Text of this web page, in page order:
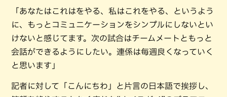
「あなたはこれはをやる、私はこれをやる、というよう
に、もっとコミュニケーションをシンプルにしないとい
けないと感じてます。次の試合はチームメートともっと
会話ができるようにしたい。連係は毎週良くなっていく
と思います」
記者に対して「こんにちわ」と片言の日本語で挨拶し、